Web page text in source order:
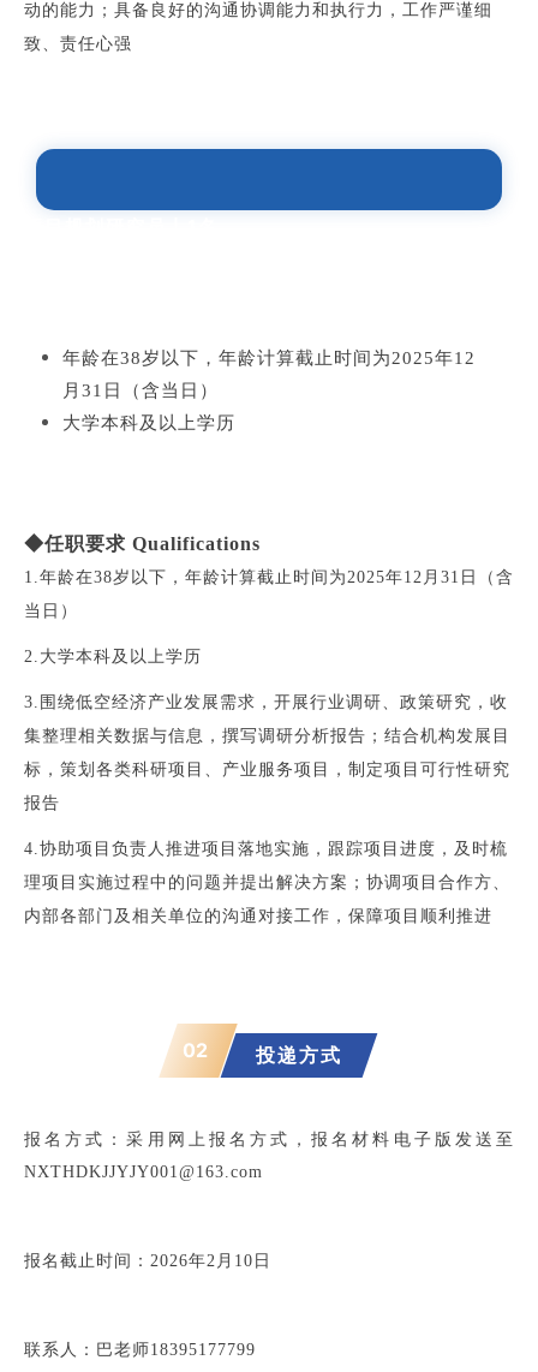
动的能力；具备良好的沟通协调能力和执行力，工作严谨细
致、责任心强
年龄在38岁以下，年龄计算截止时间为2025年12
月31日（含当日）
大学本科及以上学历
◆任职要求 Qualifications
1.年龄在38岁以下，年龄计算截止时间为2025年12月31日（含
当日）
2.大学本科及以上学历
3. 围绕低空经济产业发展需求，开展行业调研、政策研究，收
集整理相关数据与信息，撰写调研分析报告；结合机构发展目
标，策划各类科研项目、产业服务项目，制定项目可行性研究
报告
4.协助项目负责人推进项目落地实施，跟踪项目进度，及时梳
理项目实施过程中的问题并提出解决方案；协调项目合作方、
内部各部门及相关单位的沟通对接工作，保障项目顺利推进
02 投递方式
报名方式：采用网上报名方式，报名材料电子版发送至
NXTHDKJJYJY001@163.com
报名截止时间：2026年2月10日
联系人：巴老师18395177799